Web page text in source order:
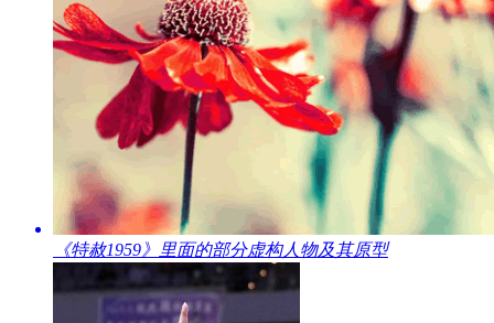
​《特赦1959》里面的部分虚构人物及其原型